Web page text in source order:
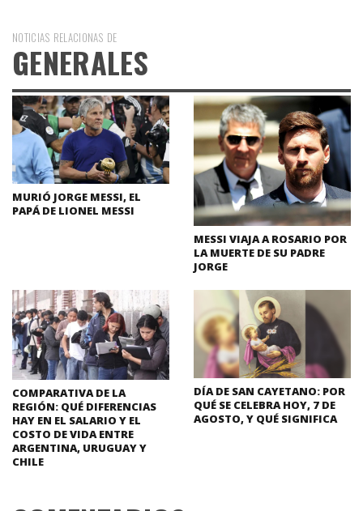
NOTICIAS RELACIONAS DE
GENERALES
MURIÓ JORGE MESSI, EL
PAPÁ DE LIONEL MESSI
MESSI VIAJA A ROSARIO POR
LA MUERTE DE SU PADRE
JORGE
COMPARATIVA DE LA
REGIÓN: QUÉ DIFERENCIAS
HAY EN EL SALARIO Y EL
COSTO DE VIDA ENTRE
ARGENTINA, URUGUAY Y
CHILE
DÍA DE SAN CAYETANO: POR
QUÉ SE CELEBRA HOY, 7 DE
AGOSTO, Y QUÉ SIGNIFICA